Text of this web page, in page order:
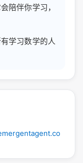
陪伴你学习，
学习数学的人